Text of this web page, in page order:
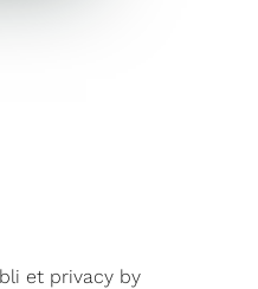
et privacy by